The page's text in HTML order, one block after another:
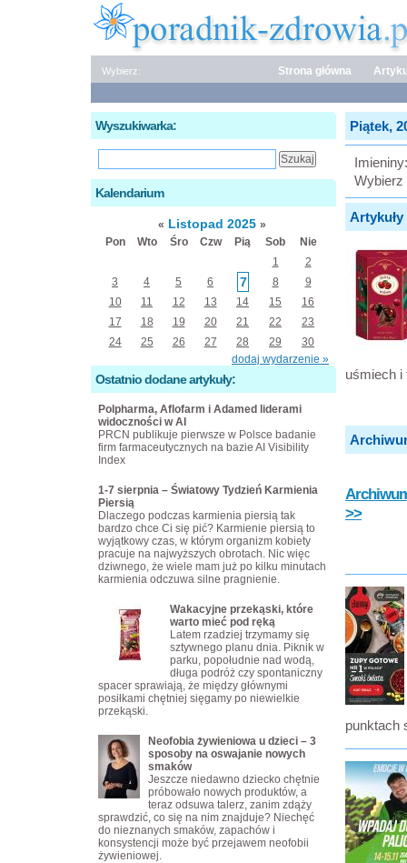
Wybierz: Strona główna
Piątek,
Wybierz
uśmiech i
>>
punktach
Wyszukiwarka:
Kalendarium
« Listopad 2025 »
Pon
Wto Śro Czw Pią Sob
Nie
1
2
3
4 5 6 7 8
9
10
11 12 13 14 15
16
17
18 19 20 21 22
23
24
25 26 27 28 29
30
dodaj wydarzenie »
Ostatnio dodane artykuły:
Polpharma, Aflofarm i Adamed liderami
widoczności w AI
PRCN publikuje pierwsze w Polsce badanie
firm farmaceutycznych na bazie AI Visibility
Index
1-7 sierpnia – Światowy Tydzień Karmienia
Piersią
Dlaczego podczas karmienia piersią tak
bardzo chce Ci się pić? Karmienie piersią to
wyjątkowy czas, w którym organizm kobiety
pracuje na najwyższych obrotach. Nic więc
dziwnego, że wiele mam już po kilku minutach
karmienia odczuwa silne pragnienie.
Wakacyjne przekąski, które
warto mieć pod ręką
Latem rzadziej trzymamy się
sztywnego planu dnia. Piknik w
parku, popołudnie nad wodą,
długa podróż czy spontaniczny
spacer sprawiają, że między głównymi
posiłkami chętniej sięgamy po niewielkie
przekąski.
Neofobia żywieniowa u dzieci – 3
sposoby na oswajanie nowych
smaków
Jeszcze niedawno dziecko chętnie
próbowało nowych produktów, a
teraz odsuwa talerz, zanim zdąży
sprawdzić, co się na nim znajduje? Niechęć
do nieznanych smaków, zapachów i
konsystencji może być przejawem neofobii
żywieniowej.